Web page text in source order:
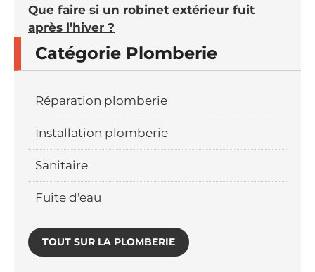
Que faire si un robinet extérieur fuit
après l’hiver ?
Catégorie Plomberie
Réparation plomberie
Installation plomberie
Sanitaire
Fuite d'eau
TOUT SUR LA PLOMBERIE